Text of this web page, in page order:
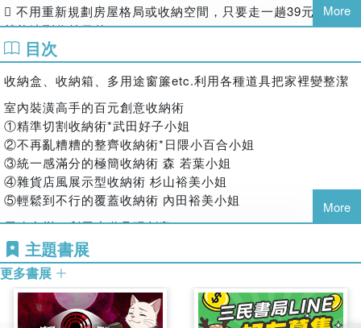
 不用重新規劃房屋格局或收納空間，只要走一趟39元商店，
就能達到收納目的。
 客廳、浴室、兒童房、廚房、儲物室…，全方位的收納建
議，實用度滿分。
 不僅著重在物品的收納，同時還提出如何使其更加美觀的建
議。
最省錢！日本家庭主婦最愛的百元創意收納術
精準切割收納術、不再亂糟糟的整齊收納術、統一感滿分的極
簡收納術、雜貨店風展示型收納術、輕鬆到不行的覆蓋收納
術…
最好用！室內裝潢高手利用小道具玩創意變化
客廳、廚房、兒童房、工作區、衣櫥、壁櫥、廁所、浴室、玄
關…
More
目次
收納盒、收納箱、多用途窗簾etc.利用各種道具把家裡變整潔
室內裝潢高手的百元創意收納術
①精準切割收納術*武田好子小姐
②不再亂糟糟的整齊收納術*日隈小百合小姐
③統一感滿分的極簡收納術 森 若葉小姐
④雜貨店風展示型收納術 杉山裕美小姐
⑤輕鬆到不行的覆蓋收納術 內田裕美小姐
用途多變！利用小道具玩創意
百元商品的收納小花樣
利用自然風的盒子／利用廚房道具
辦公室用具&室內裝潢雜貨
利用收納籃與收納盒／排水板．花台
利用園藝工具收納雜物／毛巾架&掛鉤
More
主題書展
更多書展